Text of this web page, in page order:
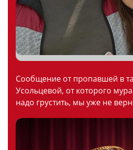
Сообщение от пропавшей в
Усольцевой, от которого
надо грустить, мы уже не